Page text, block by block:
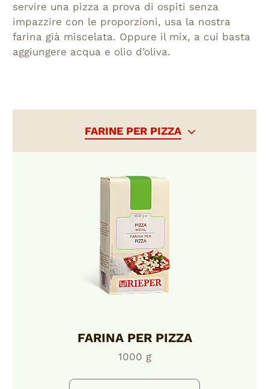
servire una pizza a prova di ospiti senza
impazzire con le proporzioni, usa la nostra
farina già miscelata. Oppure il mix, a cui basta
aggiungere acqua e olio d’oliva.
FARINE PER PIZZA
FARINA PER PIZZA
1000 g